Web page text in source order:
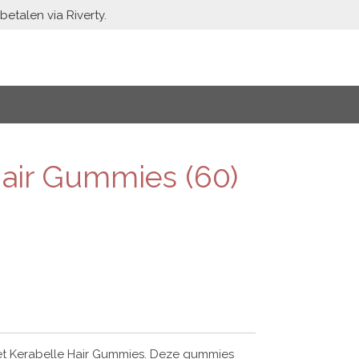
via Riverty.
Gummies (60)
Hair Gummies. Deze gummies